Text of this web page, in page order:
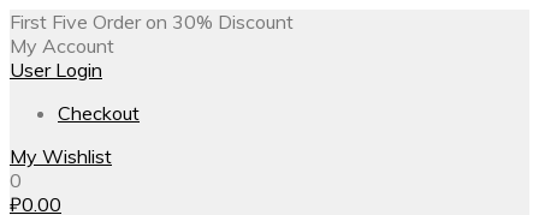
First Five Order on 30% Discount
My Account
User Login
Checkout
My Wishlist
0
₽0.00